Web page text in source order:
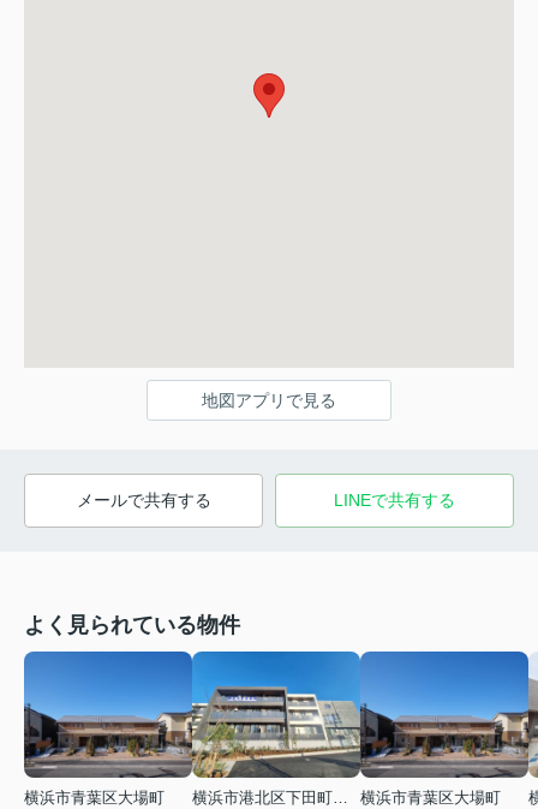
地図アプリで見る
メールで共有する LINEで共有する
よく見られている物件
横浜市青葉区大場町
横浜市青葉区大場町